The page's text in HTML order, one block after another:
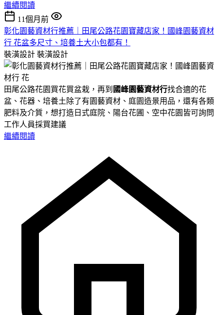
繼續閱讀
11個月前
彰化園藝資材行推薦｜田尾公路花園寶藏店家！國峰園藝資材
行 花盆多尺寸、培養土大小包都有！
裝潢設計 裝潢設計
田尾公路花園買花買盆栽，再到 國峰園藝資材行找合適的花
盆、花器、培養土除了有園藝資材、庭園造景用品，還有各類
肥料及介質，想打造日式庭院、陽台花圃、空中花園皆可詢問
工作人員採買建議
繼續閱讀